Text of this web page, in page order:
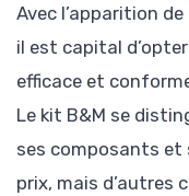
Avec l’apparition
il est capital
efficace et
Le kit B&M se
ses composants
prix, mais d’autres